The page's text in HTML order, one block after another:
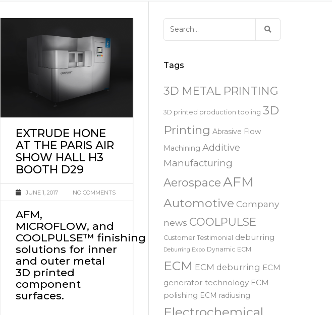
易趋宏 (EXTRUDE HONE)
– 美国
易趋宏 (EXTRUDE HONE) MILTON
易趋宏 (EXTRUDE HONE)
HOLZGUNZ- 德 国
易趋宏 (EXTRUDE HONE) –
易趋宏 (EXTRUDE HONE) – ITALIA
件提供最佳解
来自于EXTRUDE HONE公司的机床
EXTRUDE HONE
AT THE PARIS AIR
SHOW HALL H3
BOOTH D29
AFM,
MICROFLOW, and
COOLPULSE™ finishing
solutions for inner
and outer metal
3D printed
component
Search
3D METAL PRINTING
3D printed production tooling
Printing Abrasive Flow
Machining Additive
Manufacturing
Aerospace
Automotive
Company
newsCOOLPULSE
Customer Testimonial deburring
Deburring Expo Dynamic ECM
ECM ECM deburring ECM
generator technology
polishing ECM radiusing